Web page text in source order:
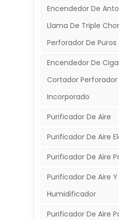
Encendedor De
Llama De Triple
Perforador De Puros
Encendedor De
Cortador Perforador
Incorporado
Purificador De Aire
Purificador De Aire
Purificador De Aire
Purificador De Aire Y
Humidificador
Purificador De Aire